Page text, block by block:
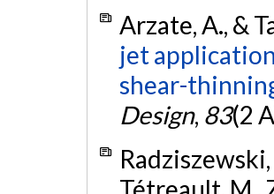
Arzate, A., &
jet
shear-
Design, 83(2
Radziszewski,